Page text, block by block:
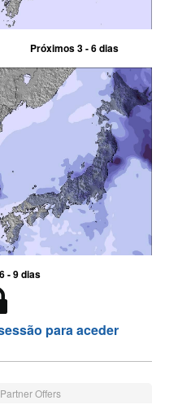
Próximos 3 - 6 dias
- 9 dias
para aceder
Offers